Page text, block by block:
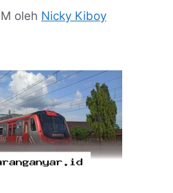
oleh Nicky Kiboy